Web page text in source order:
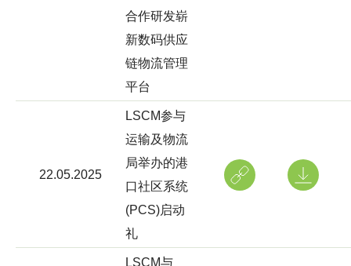
合作研发崭
新数码供应
链物流管理
平台
22.05.2025
LSCM参与
运输及物流
局举办的港
口社区系统
(PCS)启动
礼
LSCM与